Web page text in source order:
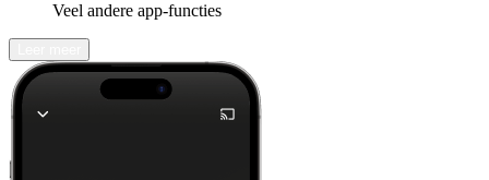
Veel andere app-functies